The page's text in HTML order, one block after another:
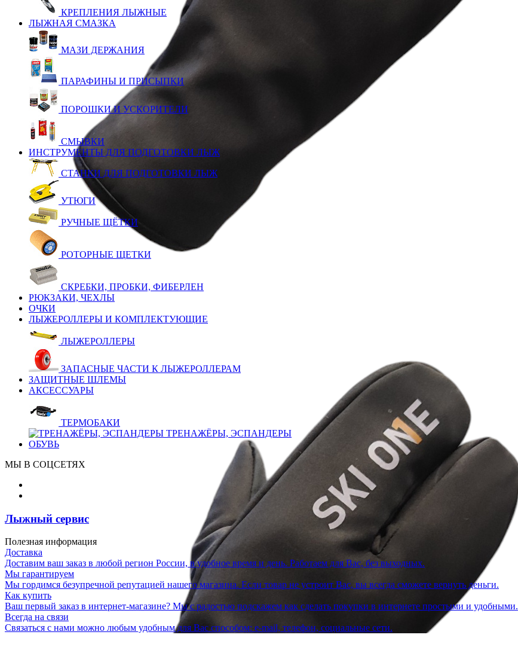
КРЕПЛЕНИЯ ЛЫЖНЫЕ
ЛЫЖНАЯ СМАЗКА
МАЗИ ДЕРЖАНИЯ
ПАРАФИНЫ И ПРИСЫПКИ
ПОРОШКИ И УСКОРИТЕЛИ
СМЫВКИ
ИНСТРУМЕНТЫ ДЛЯ ПОДГОТОВКИ ЛЫЖ
СТАНКИ ДЛЯ ПОДГОТОВКИ ЛЫЖ
УТЮГИ
РУЧНЫЕ ЩЁТКИ
РОТОРНЫЕ ЩЕТКИ
СКРЕБКИ, ПРОБКИ, ФИБЕРЛЕН
РЮКЗАКИ, ЧЕХЛЫ
ОЧКИ
ЛЫЖЕРОЛЛЕРЫ И КОМПЛЕКТУЮЩИЕ
ЛЫЖЕРОЛЛЕРЫ
ЗАПАСНЫЕ ЧАСТИ К ЛЫЖЕРОЛЛЕРАМ
ЗАЩИТНЫЕ ШЛЕМЫ
АКСЕССУАРЫ
ТЕРМОБАКИ
ТРЕНАЖЁРЫ, ЭСПАНДЕРЫ
ОБУВЬ
МЫ В СОЦСЕТЯХ
Лыжный сервис
Полезная информация
Доставка
Доставим ваш заказ в любой регион России, в удобное время и день. Работаем для Вас, без выходных.
Мы гарантируем
Мы гордимся безупречной репутацией нашего магазина. Если товар не устроит Вас, вы всегда сможете вернуть деньги.
Как купить
Ваш первый заказ в интернет-магазине? Мы с радостью подскажем как сделать покупки в интернете простыми и удобными.
Всегда на связи
Связаться с нами можно любым удобным для Вас способом: e-mail, телефон, социальные сети.